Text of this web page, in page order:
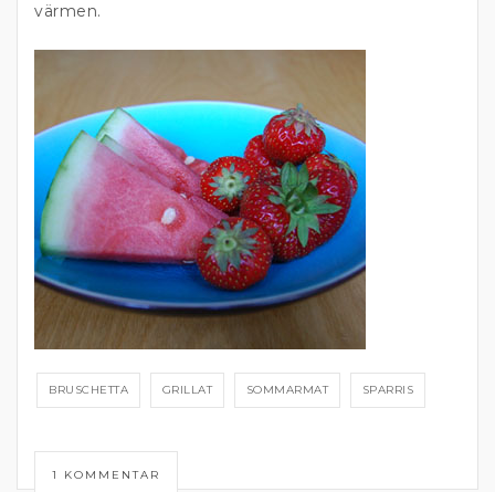
värmen.
BRUSCHETTA GRILLAT SOMMARMAT SPARRIS
1 KOMMENTAR